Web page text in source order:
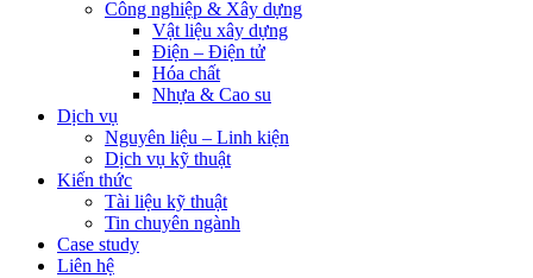
Công nghiệp & Xây dựng
Vật liệu xây dựng
Điện – Điện tử
Hóa chất
Nhựa & Cao su
Dịch vụ
Nguyên liệu – Linh kiện
Dịch vụ kỹ thuật
Kiến thức
Tài liệu kỹ thuật
Tin chuyên ngành
Case study
Liên hệ